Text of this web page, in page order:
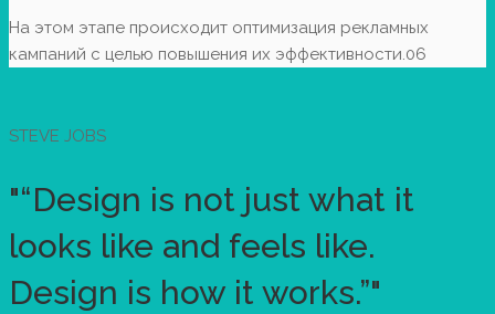
На этом этапе происходит оптимизация рекламных
кампаний с целью повышения их эффективности.06
STEVE JOBS
"“Design is not just what it
looks like and feels like.
Design is how it works.”"